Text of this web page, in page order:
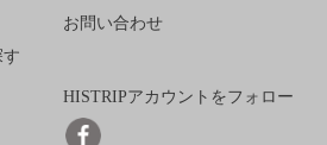
お問い合わせ
HISTRIPアカウントをフォロー